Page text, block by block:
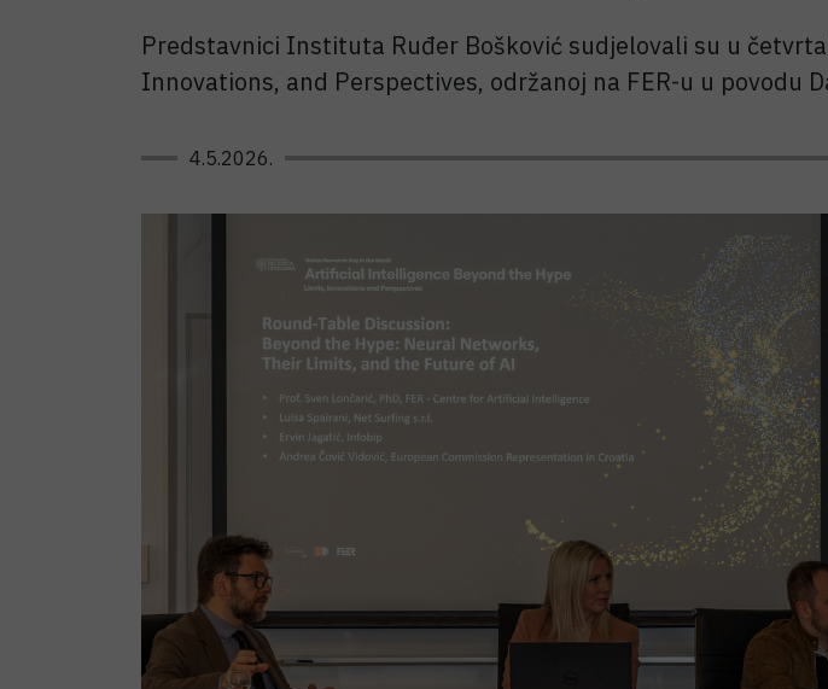
Predstavnici Instituta Ruđer Bošković sudjelovali su u
Innovations, and Perspectives, održanoj na FER-u u povodu
4.5.2026.